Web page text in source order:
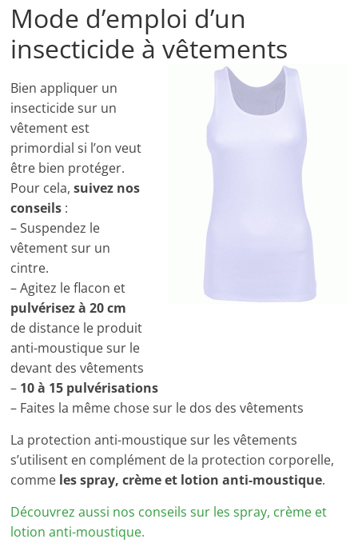
Mode d’emploi d’un
insecticide à vêtements
Bien appliquer un
insecticide sur un
vêtement est
primordial si l’on veut
être bien protéger.
Pour cela,suivez nos
conseils :
– Suspendez le
vêtement sur un
cintre.
– Agitez le flacon et
pulvérisez à 20 cm
de distance le produit
anti-moustique sur le
devant des vêtements
– 10 à 15 pulvérisations
– Faites la même chose sur le dos des vêtements
La protection anti-moustique sur les vêtements
s’utilisent en complément de la protection corporelle,
comme les spray, crème et lotion anti-moustique.
Découvrez aussi nos conseils sur les spray, crème et
lotion anti-moustique.